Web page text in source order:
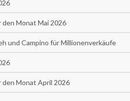
Monat Mai 2026
und Campino für Millionenverkäufe
Monat April 2026